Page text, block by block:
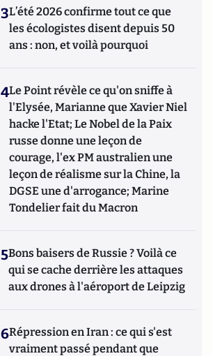
3L’été 2026 confirme tout ce que
les écologistes disent depuis 50
ans : non, et voilà pourquoi
4Le Point révèle ce qu'on sniffe à
l'Elysée, Marianne que Xavier Niel
hacke l'Etat; Le Nobel de la Paix
russe donne une leçon de
courage, l'ex PM australien une
leçon de réalisme sur la Chine, la
DGSE une d'arrogance; Marine
Tondelier fait du Macron
5Bons baisers de Russie ? Voilà ce
qui se cache derrière les attaques
aux drones à l'aéroport de Leipzig
6Répression en Iran : ce qui s'est
vraiment passé pendant que